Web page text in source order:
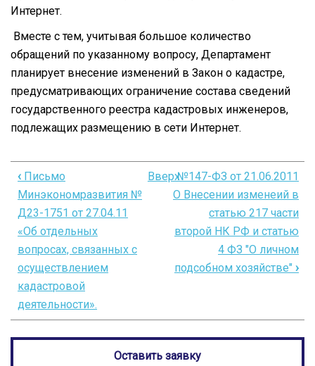
Интернет.
Вместе с тем, учитывая большое количество
обращений по указанному вопросу, Департамент
планирует внесение изменений в Закон о кадастре,
предусматривающих ограничение состава сведений
государственного реестра кадастровых инженеров,
подлежащих размещению в сети Интернет.
Перекрёстные
ссылки
книги
для
Д23-
1721
о
размещении
‹ Письмо
Минэкономразвития №
Д23-1751 от 27.04.11
«Об отдельных
вопросах, связанных с
осуществлением
кадастровой
деятельности».
Вверх№147-ФЗ от 21.06.2011
О Внесении изменеий в
статью 217 части
второй НК РФ и статью
4 ФЗ "О личном
подсобном хозяйстве" ›
Оставить заявку